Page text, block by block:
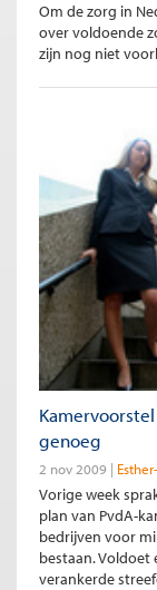
Om de zorg in
over voldoende
zijn nog niet
genoeg
2 nov 2009
Vorige week
plan van PvdA-
bedrijven voor
bestaan. Voldoet
verankerde